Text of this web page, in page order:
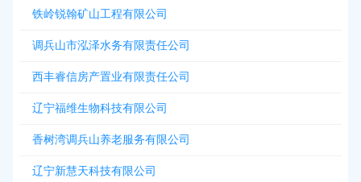
铁岭锐翰矿山工程有限公司
调兵山市泓泽水务有限责任公司
西丰睿信房产置业有限责任公司
辽宁福维生物科技有限公司
香树湾调兵山养老服务有限公司
辽宁新慧天科技有限公司